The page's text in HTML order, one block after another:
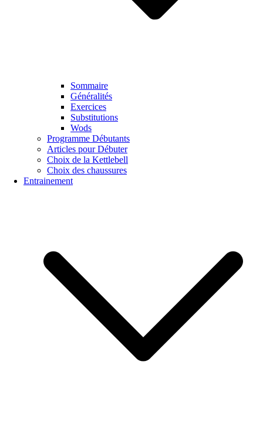
Sommaire
Généralités
Exercices
Substitutions
Wods
Programme Débutants
Articles pour Débuter
Choix de la Kettlebell
Choix des chaussures
Entrainement